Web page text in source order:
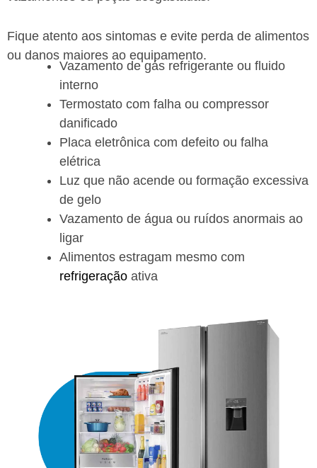
Fique atento aos sintomas e evite perda de alimentos
ou danos maiores ao equipamento.
Vazamento de gás refrigerante ou fluido
interno
Termostato com falha ou compressor
danificado
Placa eletrônica com defeito ou falha
elétrica
Luz que não acende ou formação excessiva
de gelo
Vazamento de água ou ruídos anormais ao
ligar
Alimentos estragam mesmo com
refrigeração ativa